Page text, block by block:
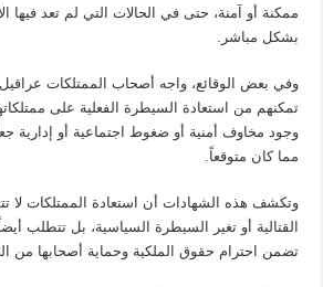
ممكنة أو آمنة، حتى في الحالات التي لم تعد فيها
بشكل مباشر.
وفي بعض الوقائع، واجه أصحاب الممتلكات
تمكنهم من استعادة السيطرة الفعلية على
وجود مخاوف أمنية أو ضغوط اجتماعية أو إدارية
مما كان متوقعاً.
وتكشف هذه الشهادات أن استعادة الممتلكات لا
القتالية أو تغير السيطرة السياسية، بل تتطلب
تضمن احترام حقوق الملكية وحماية أصحابها من